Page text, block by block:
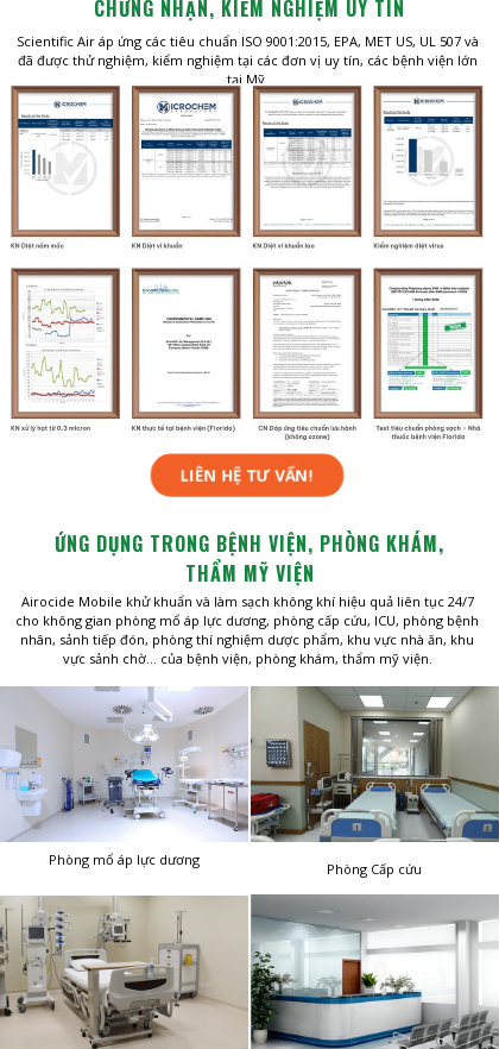
LIÊN HỆ TƯ VẤN!
Scientific Air áp ứng các tiêu chuẩn ISO 9001:2015, EPA, MET US, UL 507 và
đã được thử nghiệm, kiểm nghiệm tại các đơn vị uy tín, các bệnh viện lớn
tại Mỹ.
CHỨNG NHẬN, KIỂM NGHIỆM UY TÍN
Airocide Mobile khử khuẩn và làm sạch không khí hiệu quả liên tục 24/7
cho không gian phòng mổ áp lực dương, phòng cấp cứu, ICU, phòng bệnh
nhân, sảnh tiếp đón, phòng thí nghiệm dược phẩm, khu vực nhà ăn, khu
vực sảnh chờ... của bệnh viện, phòng khám, thẩm mỹ viện.
Phòng Cấp cứu
Phòng mổ áp lực dương
ỨNG DỤNG TRONG BỆNH VIỆN, PHÒNG KHÁM,
THẨM MỸ VIỆN